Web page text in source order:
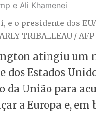
o presidente dos
TRIBALLEAU / AFP
atingiu um
Estados
da União para
a Europa e, em